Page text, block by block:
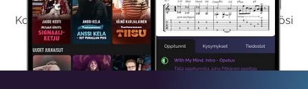
Kokeilemalla ilmaiseksi saat koko sisältömme käyttöösi
viikon ajaksi.